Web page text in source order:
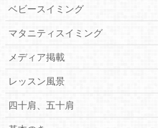
ベビースイミング
マタニティスイミング
メディア掲載
レッスン風景
四十肩、五十肩